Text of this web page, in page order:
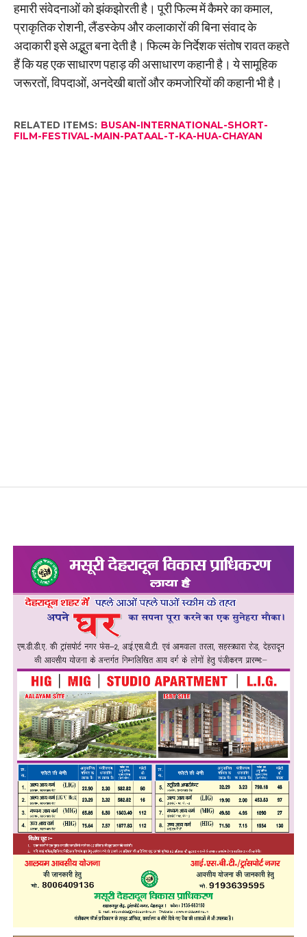
हमारी संवेदनाओं को झंकझोरती है। पूरी फिल्म में कैमरे का कमाल,
प्राकृतिक रोशनी, लैंडस्केप और कलाकारों की बिना संवाद के
अदाकारी इसे अद्भुत बना देती है। फिल्म के निर्देशक संतोष रावत कहते
हैं कि यह एक साधारण पहाड़ की असाधारण कहानी है। ये सामूहिक
जरूरतों, विपदाओं, अनदेखी बातों और कमजोरियों की कहानी भी है।
RELATED ITEMS: BUSAN-INTERNATIONAL-SHORT-
FILM-FESTIVAL-MAIN-PATAAL-T-KA-HUA-CHAYAN